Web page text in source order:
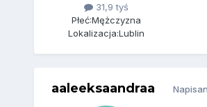
31,9 tyś
Płeć:Mężczyzna
Lokalizacja:Lublin
aaleeksaandraa